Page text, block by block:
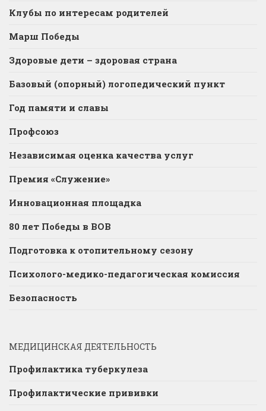
Клубы по интересам родителей
Марш Победы
Здоровые дети – здоровая страна
Базовый (опорный) логопедический пункт
Год памяти и славы
Профсоюз
Независимая оценка качества услуг
Премия «Служение»
Инновационная площадка
80 лет Победы в ВОВ
Подготовка к отопительному сезону
Психолого-медико-педагогическая комиссия
Безопасность
МЕДИЦИНСКАЯ ДЕЯТЕЛЬНОСТЬ
Профилактика туберкулеза
Профилактические прививки